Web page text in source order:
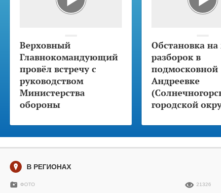
Верховный
Главнокомандующий
провёл встречу с
руководством
Министерства
обороны
Обстановка на
разборок в
подмосковной
Андреевке
городской
В РЕГИОНАХ
ФОТО 21326